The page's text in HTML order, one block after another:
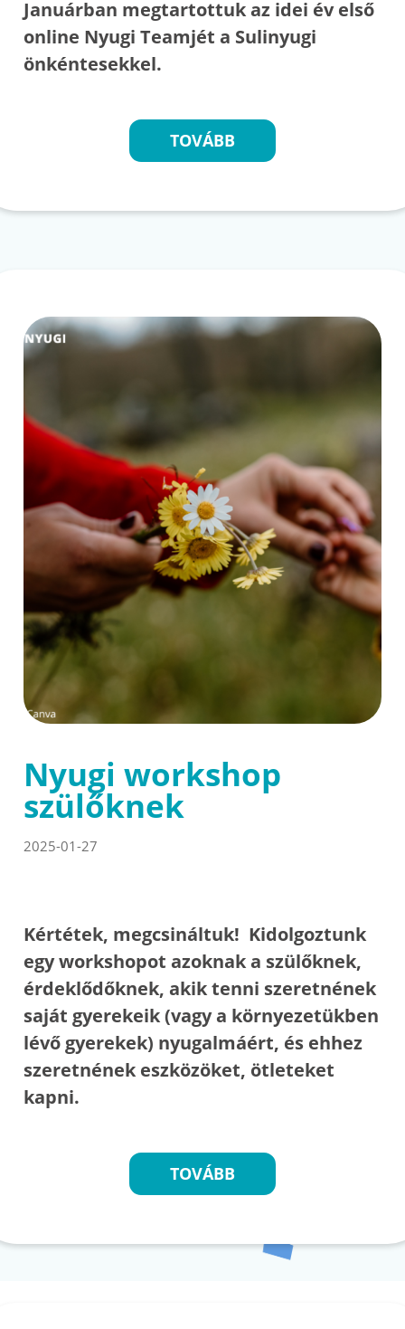
Januárban megtartottuk az idei év első
online Nyugi Teamjét a Sulinyugi
önkéntesekkel.
TOVÁBB
Nyugi workshop
szülőknek
2025-01-27
Kértétek, megcsináltuk! Kidolgoztunk
egy workshopot azoknak a szülőknek,
érdeklődőknek, akik tenni szeretnének
saját gyerekeik (vagy a környezetükben
lévő gyerekek) nyugalmáért, és ehhez
szeretnének eszközöket, ötleteket
kapni.
TOVÁBB